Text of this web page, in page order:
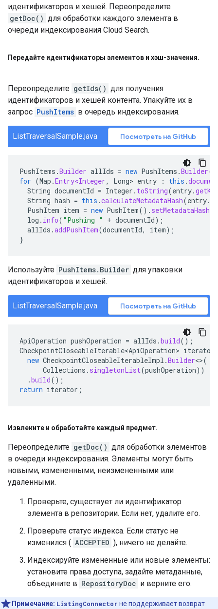
идентификаторов и хешей. Переопределите
getDoc() для обработки каждого элемента в
очереди индексирования Cloud Search.
Передайте идентификаторы элементов и хэш-значения.
Переопределите getIds() для получения
идентификаторов и хешей контента. Упакуйте их в
запрос PushItems в очередь индексирования.
ListTraversalSample.java Посмотреть на GitHub
PushItems .Builder allIds = new PushItems .Builder
for (Map .Entry<Integer, Long> entry : this .
String documentId = Integer . toString(entry.
String hash = this .calculateMetadataHash(entry.
PushItem item = new PushItem(). setMetadataHash
log . info( "Pushing " + documentId);
allIds .addPushItem(documentId, item);
}
Используйте PushItems.Builder для упаковки
идентификаторов и хешей.
ListTraversalSample.java Посмотреть на GitHub
ApiOperation pushOperation = allIds .build();
CheckpointCloseableIterable<ApiOperation> iterator
new CheckpointCloseableIterableImpl .Builder<>(
Collections . singletonList(pushOperation))
.build();
return iterator ;
Извлеките и обработайте каждый предмет.
Переопределите getDoc() для обработки элементов
в очереди индексирования. Элементы могут быть
новыми, измененными, неизмененными или
удаленными.
Проверьте, существует ли идентификатор
элемента в репозитории. Если нет, удалите его.
Проверьте статус индекса. Если статус не
изменился ( ACCEPTED ), ничего не делайте.
Индексируйте измененные или новые элементы:
установите права доступа, задайте метаданные,
объедините в RepositoryDoc и верните его.
Примечание: ListingConnector не поддерживает возврат